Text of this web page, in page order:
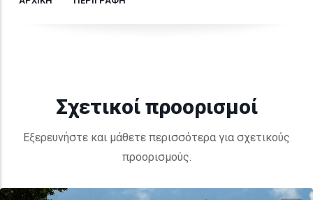
Σχετικοί προορισμοί
Εξερευνήστε και μάθετε περισσότερα για σχετικούς
προορισμούς.